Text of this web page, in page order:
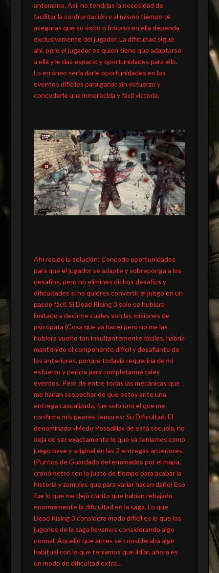
antemano. Así, no tendrías la necesidad de
facilitar la confrontación y al mismo tiempo te
aseguras que su éxito o fracaso en ella dependa
exclusivamente del jugador. La dificultad sigue
ahí, pero el jugador es quien tiene que adaptarse
a ella y le das espacio y oportunidades para ello.
Lo erróneo sería darle oportunidades en los
eventos difíciles para ganar sin esfuerzo y
concederle una inmerecida y fácil victoria.
Ahí reside la solución: Concede oportunidades
para que el jugador se adapte y sobreponga a los
desafíos, pero no elimines dichos desafíos y
dificultades si no quieres convertir el juego en un
paseo fácil. Si Dead Rising 3 solo se hubiera
limitado a decirme cuales son las misiones de
psicópata (Cosa que ya hace) pero no me las
hubiera vuelto tan insultantemente fáciles, habría
mantenido el componente difícil y desafiante de
los anteriores, porque todavía requeriría de mi
esfuerzo y pericia para completarme tales
eventos. Pero de entre todas las mecánicas que
me harían sospechar de que estoy ante una
entrega casualizada, fue solo uno el que me
confirmo mis peores temores: Su Dificultad. El
denominado «Modo Pesadilla» de esta secuela, no
deja de ser exactamente lo que ya teníamos como
juego base y original en las 2 entregas anteriores.
(Puntos de Guardado determinados por el mapa,
cronómetro con lo justo de tiempo para acabar la
historia y zombies que para variar hacen daño) Eso
fue lo que me dejó clarito que habían rebajado
enormemente la dificultad en la saga. Lo que
Dead Rising 3 considera modo difícil es lo que los
jugones de la saga llevamos considerando algo
normal. Aquello que antes se consideraba algo
habitual con lo que teníamos que lidiar, ahora es
un modo de dificultad extra…